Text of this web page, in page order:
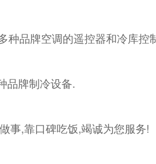
品牌空调的遥控器和冷库控制
品牌制冷设备.
事,靠口碑吃饭,竭诚为您服务!